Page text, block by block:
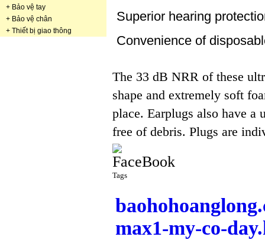
+ Bảo vệ tay
+ Bảo vệ chân
+ Thiết bị giao thông
Superior hearing
Convenience of
The 33 dB NRR of these
shape and extremely soft
place. Earplugs also have a
free of debris. Plugs are
Tags
max1-my-co-